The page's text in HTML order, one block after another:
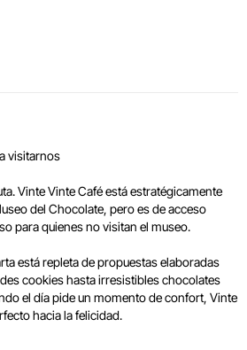
visitarnos
Vinte Vinte Café está estratégicamente
del Chocolate, pero es de acceso
para quienes no visitan el museo.
está repleta de propuestas elaboradas
cookies hasta irresistibles chocolates
el día pide un momento de confort, Vinte
hacia la felicidad.